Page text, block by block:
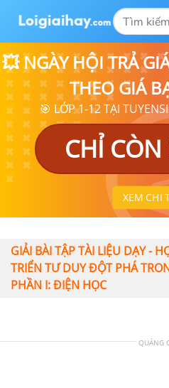
💥 NGÀY HỘI TRẢ
THEO GIÁ
🎯 LỚP 1-12 TẠI
CHỈ
XEM CHI
GIẢI BÀI TẬP TÀI LIỆU DẠY -
TRIỂN TƯ DUY ĐỘT PHÁ
PHẦN I: ĐIỆN HỌC
QUẢNG